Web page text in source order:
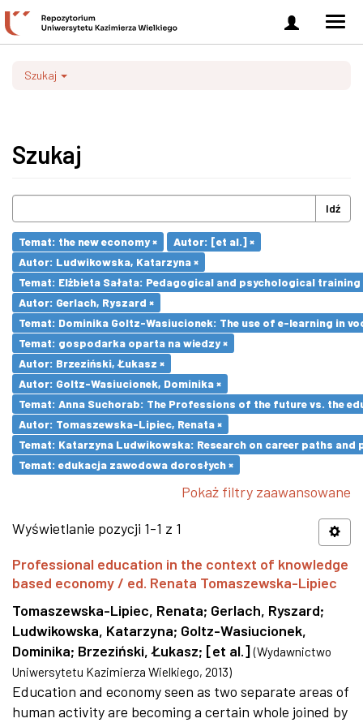
Zaloguj
się
Szukaj
Szukaj
Idź
Temat: the new economy ×
Autor: [et al.] ×
Autor: Ludwikowska, Katarzyna ×
Temat: Elżbieta Sałata: Pedagogical and psychological
Autor: Gerlach, Ryszard ×
Temat: Dominika Goltz-Wasiucionek: The use of e-learning in
Temat: gospodarka oparta na wiedzy ×
Autor: Brzeziński, Łukasz ×
Autor: Goltz-Wasiucionek, Dominika ×
Temat: Anna Suchorab: The Professions of the future vs. the
Autor: Tomaszewska-Lipiec, Renata ×
Temat: Katarzyna Ludwikowska: Research on career paths
Temat: edukacja zawodowa dorosłych ×
Pokaż filtry zaawansowane
Wyświetlanie pozycji 1-1 z 1
Professional education in the context of knowledge
based economy / ed. Renata Tomaszewska-Lipiec
Tomaszewska-Lipiec, Renata; Gerlach, Ryszard;
Ludwikowska, Katarzyna; Goltz-Wasiucionek,
Dominika; Brzeziński, Łukasz; [et al.] (Wydawnictwo
Uniwersytetu Kazimierza Wielkiego, 2013)
Education and economy seen as two separate areas of
human activity are becoming a certain whole joined by